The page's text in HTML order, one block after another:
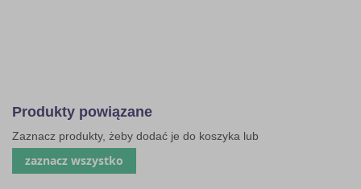
Produkty powiązane
Zaznacz produkty, żeby dodać je do koszyka lub
zaznacz wszystko